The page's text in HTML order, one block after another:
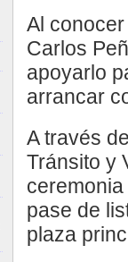
Al
Carlos
apoyarlo
arrancar
A través
Tránsito y
pase de
plaza